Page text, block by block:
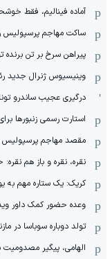
آماده فینالیم، فقط
ساکت مهاجم پرسپولیس
پیراهن سرخ بر تن برنده
وینیسیوس ژنرال جدید
درگیری عجیب ساندرو
استارت رسمی زنبورها
مقصد مهاجم
نقره، نقره و باز هم نقره: حسرت
کریک: یک ستاره مهم به
وعده حضور کمک داور
تولد دوباره سوباسا در
الهامی، پیگیر